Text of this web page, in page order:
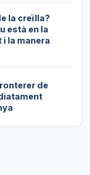
la creïlla?
està en la
la manera
de